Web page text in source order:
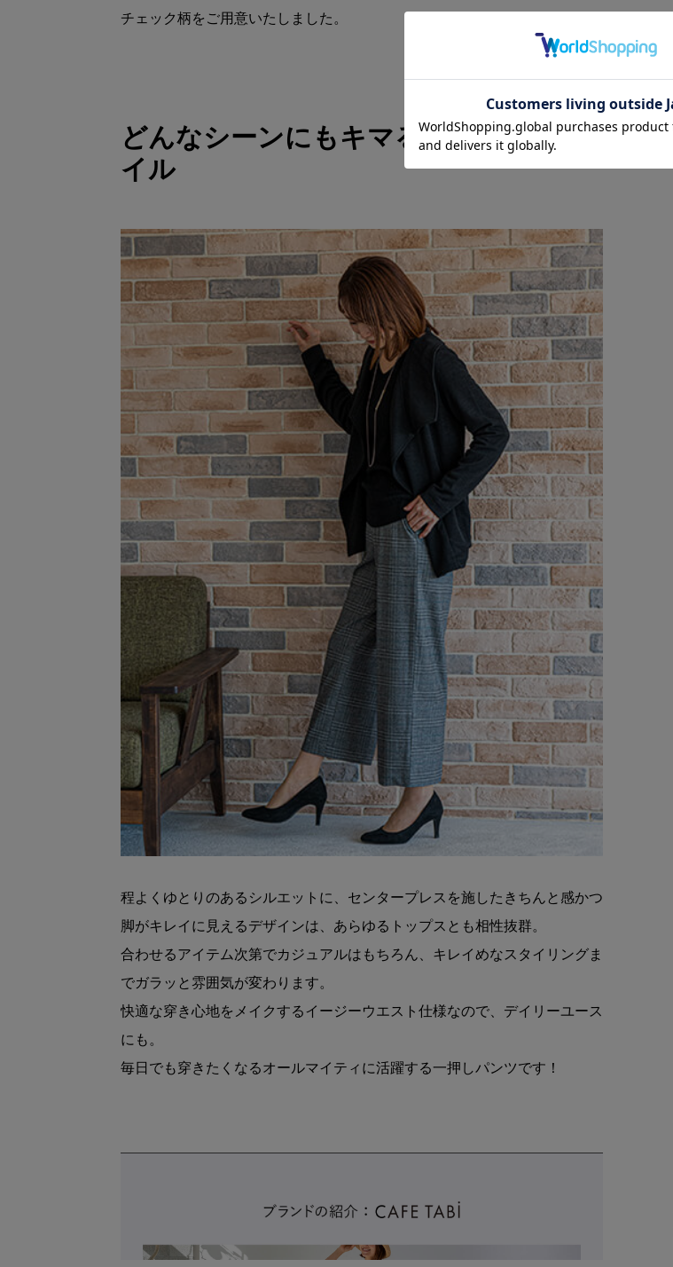
チェック柄をご用意いたしました。
どんなシーンにもキマるシンプルスタ
イル
程よくゆとりのあるシルエットに、センタープレスを施したきちんと感かつ
脚がキレイに見えるデザインは、あらゆるトップスとも相性抜群。
合わせるアイテム次第でカジュアルはもちろん、キレイめなスタイリングま
でガラッと雰囲気が変わります。
快適な穿き心地をメイクするイージーウエスト仕様なので、デイリーユース
にも。
毎日でも穿きたくなるオールマイティに活躍する一押しパンツです！